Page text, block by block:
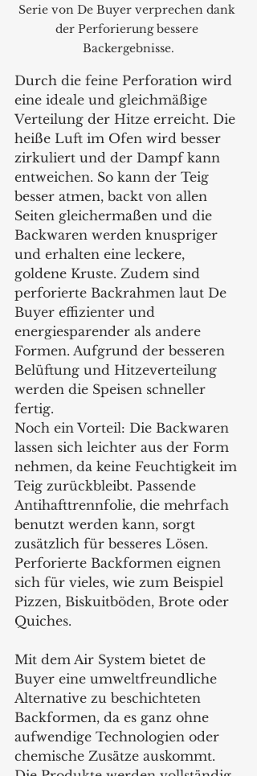
Serie von De Buyer verprechen dank
der Perforierung bessere
Backergebnisse.
Durch die feine Perforation wird
eine ideale und gleichmäßige
Verteilung der Hitze erreicht. Die
heiße Luft im Ofen wird besser
zirkuliert und der Dampf kann
entweichen. So kann der Teig
besser atmen, backt von allen
Seiten gleichermaßen und die
Backwaren werden knuspriger
und erhalten eine leckere,
goldene Kruste. Zudem sind
perforierte Backrahmen laut De
Buyer effizienter und
energiesparender als andere
Formen. Aufgrund der besseren
Belüftung und Hitzeverteilung
werden die Speisen schneller
fertig.
Noch ein Vorteil: Die Backwaren
lassen sich leichter aus der Form
nehmen, da keine Feuchtigkeit im
Teig zurückbleibt. Passende
Antihafttrennfolie, die mehrfach
benutzt werden kann, sorgt
zusätzlich für besseres Lösen.
Perforierte Backformen eignen
sich für vieles, wie zum Beispiel
Pizzen, Biskuitböden, Brote oder
Quiches.
Mit dem Air System bietet de
Buyer eine umweltfreundliche
Alternative zu beschichteten
Backformen, da es ganz ohne
aufwendige Technologien oder
chemische Zusätze auskommt.